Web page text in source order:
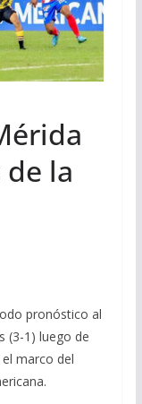
la
pronóstico al
(3-1) luego de
marco del